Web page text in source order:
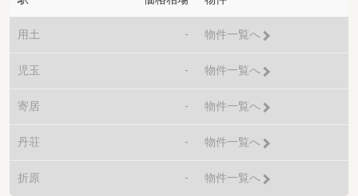
用土 - 物件一覧へ
児玉 - 物件一覧へ
寄居 - 物件一覧へ
丹荘 - 物件一覧へ
折原 - 物件一覧へ